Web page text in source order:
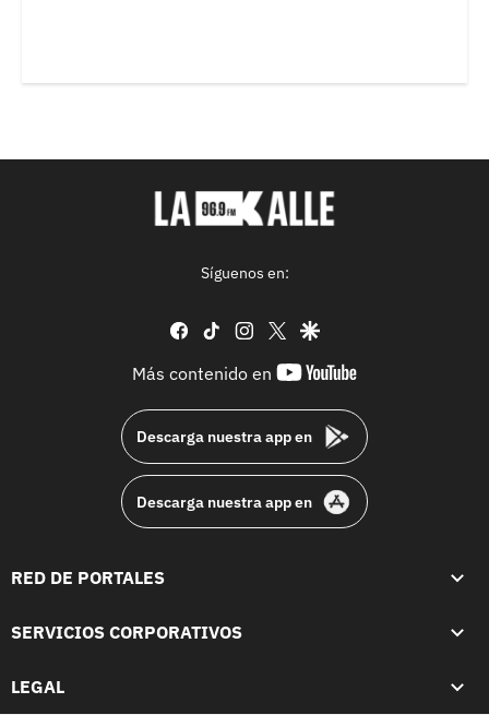
Síguenos en:
facebook
tiktok instagram
twittergoogle
Más contenido en
youtube-
Descarga nuestra app en
Descarga nuestra app en
RED DE PORTALES
SERVICIOS CORPORATIVOS
LEGAL